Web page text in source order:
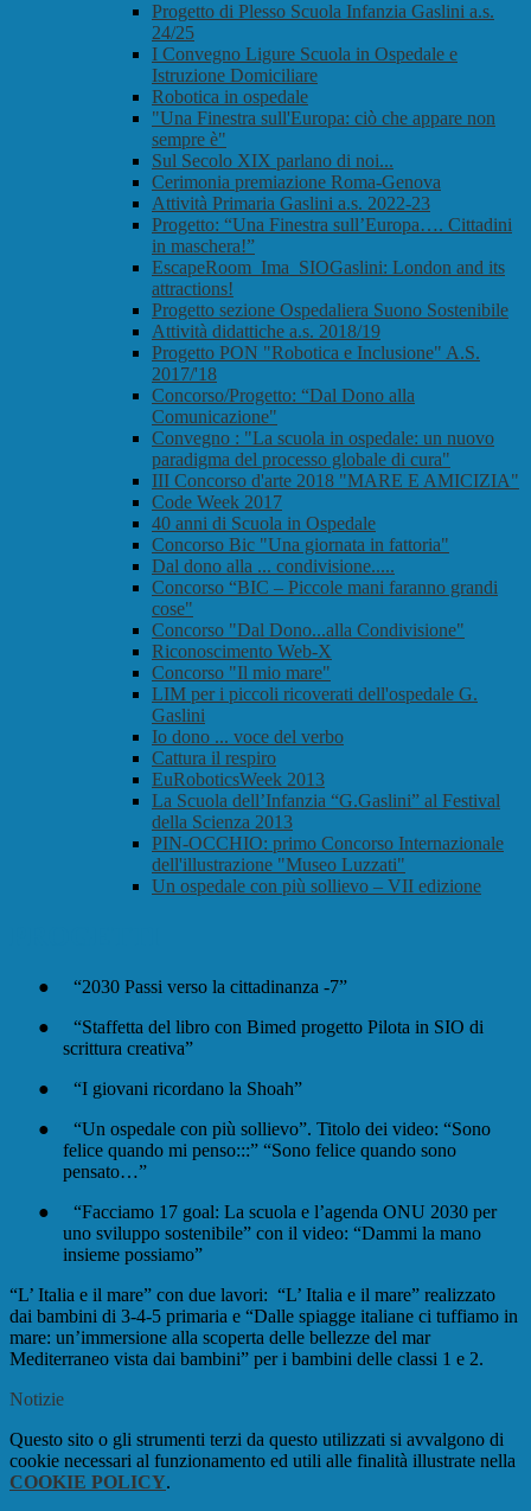
Progetto di Plesso Scuola Infanzia Gaslini a.s.
24/25
I Convegno Ligure Scuola in Ospedale e
Istruzione Domiciliare
Robotica in ospedale
"Una Finestra sull'Europa: ciò che appare non
sempre è"
Sul Secolo XIX parlano di noi...
Cerimonia premiazione Roma-Genova
Attività Primaria Gaslini a.s. 2022-23
Progetto: “Una Finestra sull’Europa…. Cittadini
in maschera!”
EscapeRoom_Ima_SIOGaslini: London and its
attractions!
Progetto sezione Ospedaliera Suono Sostenibile
Attività didattiche a.s. 2018/19
Progetto PON "Robotica e Inclusione" A.S.
2017/'18
Concorso/Progetto: “Dal Dono alla
Comunicazione"
Convegno : "La scuola in ospedale: un nuovo
paradigma del processo globale di cura"
III Concorso d'arte 2018 "MARE E AMICIZIA"
Code Week 2017
40 anni di Scuola in Ospedale
Concorso Bic "Una giornata in fattoria"
Dal dono alla ... condivisione.....
Concorso “BIC – Piccole mani faranno grandi
cose"
Concorso "Dal Dono...alla Condivisione"
Riconoscimento Web-X
Concorso "Il mio mare"
LIM per i piccoli ricoverati dell'ospedale G.
Gaslini
Io dono ... voce del verbo
Cattura il respiro
EuRoboticsWeek 2013
La Scuola dell’Infanzia “G.Gaslini” al Festival
della Scienza 2013
PIN-OCCHIO: primo Concorso Internazionale
dell'illustrazione "Museo Luzzati"
Un ospedale con più sollievo – VII edizione
● “2030 Passi verso la cittadinanza -7”
● “Staffetta del libro con Bimed progetto Pilota in SIO di
scrittura creativa”
● “I giovani ricordano la Shoah”
● “Un ospedale con più sollievo”. Titolo dei video: “Sono
felice quando mi penso:::” “Sono felice quando sono
pensato…”
● “Facciamo 17 goal: La scuola e l’agenda ONU 2030 per
uno sviluppo sostenibile” con il video: “Dammi la mano
insieme possiamo”
“L’ Italia e il mare” con due lavori: “L’ Italia e il mare” realizzato
dai bambini di 3-4-5 primaria e “Dalle spiagge italiane ci tuffiamo in
mare: un’immersione alla scoperta delle bellezze del mar
Mediterraneo vista dai bambini” per i bambini delle classi 1 e 2.
Notizie
Questo sito o gli strumenti terzi da questo utilizzati si avvalgono di
cookie necessari al funzionamento ed utili alle finalità illustrate nella
COOKIE POLICY.